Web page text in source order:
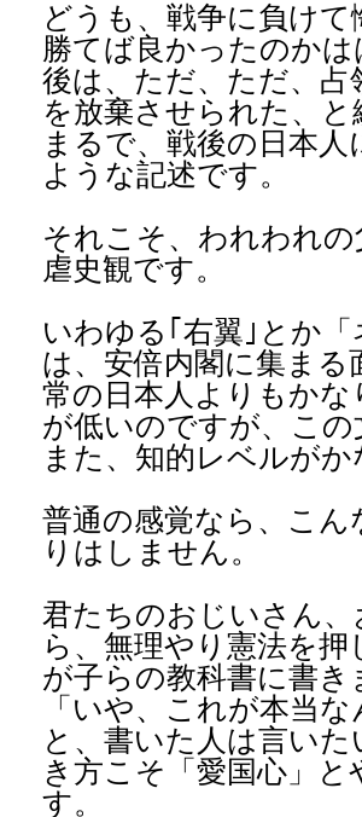
どうも、戦争に負け
勝てば良かったのか
後は、ただ、ただ、
を放棄させられた、
まるで、戦後の日本
ような記述です。
それこそ、われわれ
虐史観です。
いわゆる｢右翼｣とか
は、安倍内閣に集ま
常の日本人よりもか
が低いのですが、こ
また、知的レベルが
普通の感覚なら、こ
りはしません。
君たちのおじいさん
ら、無理やり憲法を
が子らの教科書に書き
「いや、これが本当
と、書いた人は言い
き方こそ「愛国心」
す。